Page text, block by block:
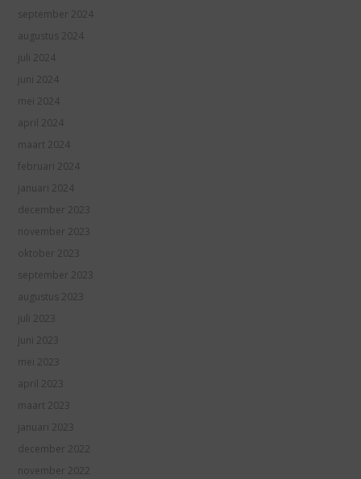
september 2024
augustus 2024
juli 2024
juni 2024
mei 2024
april 2024
maart 2024
februari 2024
januari 2024
december 2023
november 2023
oktober 2023
september 2023
augustus 2023
juli 2023
juni 2023
mei 2023
april 2023
maart 2023
januari 2023
december 2022
november 2022